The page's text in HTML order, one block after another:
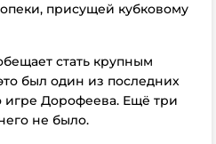
присущей кубковому
стать крупным
был один из последних
игре Дорофеева. Ещё три
не было.